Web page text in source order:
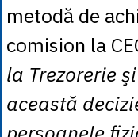
metodă de
comision la
la Trezorerie
această